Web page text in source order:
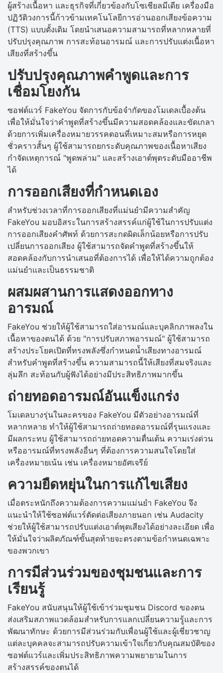
ผู้สร้างเนื้อหา และธุรกิจที่เกี่ยวข้องกับโซเชียลมีเดีย เครื่องมือ
ปฏิวัติวงการนี้ก้าวข้ามเทคโนโลยีการอ่านออกเสียงข้อความ
(TTS) แบบดั้งเดิม โดยนำเสนอความสามารถที่หลากหลายที่
ปรับปรุงคุณภาพ การสะท้อนอารมณ์ และการปรับแต่งเนื้อหา
เสียงที่สร้างขึ้น
ปรับปรุงคุณภาพคำพูดและการ
เชื่อมโยงกัน
ซอฟต์แวร์ FakeYou จัดการกับข้อจำกัดของโมเดลเบื้องต้น
เพื่อให้มั่นใจว่าคำพูดที่สร้างขึ้นมีความสอดคล้องและขัดเกลา
ด้วยการเพิ่มเครื่องหมายวรรคตอนที่เหมาะสมหรือการหยุด
ชั่วคราวสั้นๆ ผู้ใช้สามารถยกระดับคุณภาพของเนื้อหาเสียง
กำจัดเหตุการณ์ "พูดพล่าม" และสร้างเอาต์พุตระดับมืออาชีพ
ได้
การออกเสียงที่กำหนดเอง
สำหรับช่วงเวลาที่การออกเสียงที่แม่นยำมีความสำคัญ
FakeYou มอบอิสระในการสร้างสรรค์แก่ผู้ใช้ในการปรับแต่ง
การออกเสียงคำศัพท์ ด้วยการสะกดผิดเล็กน้อยหรือการปรับ
เปลี่ยนการออกเสียง ผู้ใช้สามารถจัดคำพูดที่สร้างขึ้นให้
สอดคล้องกับการนำเสนอที่ต้องการได้ เพื่อให้ได้ความถูกต้อง
แม่นยำและเป็นธรรมชาติ
ผสมผสานการแสดงออกทาง
อารมณ์
FakeYou ช่วยให้ผู้ใช้สามารถใส่อารมณ์และบุคลิกภาพลงใน
เนื้อหาของตนได้ ด้วย "การปรับสภาพอารมณ์" ผู้ใช้สามารถ
สร้างประโยคเปิดที่ทรงพลังซึ่งกำหนดน้ำเสียงทางอารมณ์
สำหรับคำพูดที่สร้างขึ้น ความสามารถนี้ให้เสียงที่สมจริงและ
ลุ่มลึก สะท้อนกับผู้ฟังได้อย่างมีประสิทธิภาพมากขึ้น
ถ่ายทอดอารมณ์อันแข็งแกร่ง
โมเดลบางรุ่นในละครของ FakeYou มีตัวอย่างอารมณ์ที่
หลากหลาย ทำให้ผู้ใช้สามารถถ่ายทอดอารมณ์ที่รุนแรงและ
มีผลกระทบ ผู้ใช้สามารถถ่ายทอดความตื่นเต้น ความเร่งด่วน
หรืออารมณ์ที่ทรงพลังอื่นๆ ที่ต้องการความสนใจโดยใส่
เครื่องหมายเน้น เช่น เครื่องหมายอัศเจรีย์
ความยืดหยุ่นในการแก้ไขเสียง
เมื่อตระหนักถึงความต้องการความแม่นยำ FakeYou จึง
แนะนำให้ใช้ซอฟต์แวร์ตัดต่อเสียงภายนอก เช่น Audacity
ช่วยให้ผู้ใช้สามารถปรับแต่งเอาต์พุตเสียงได้อย่างละเอียด เพื่อ
ให้มั่นใจว่าผลิตภัณฑ์ขั้นสุดท้ายจะตรงตามข้อกำหนดเฉพาะ
ของพวกเขา
การมีส่วนร่วมของชุมชนและการ
เรียนรู้
FakeYou สนับสนุนให้ผู้ใช้เข้าร่วมชุมชน Discord ของตน
ส่งเสริมสภาพแวดล้อมสำหรับการแลกเปลี่ยนความรู้และการ
พัฒนาทักษะ ด้วยการมีส่วนร่วมกับเพื่อนผู้ใช้และผู้เชี่ยวชาญ
แต่ละบุคคลจะสามารถปรับความเข้าใจเกี่ยวกับคุณสมบัติของ
ซอฟต์แวร์และเพิ่มประสิทธิภาพความพยายามในการ
สร้างสรรค์ของตนได้